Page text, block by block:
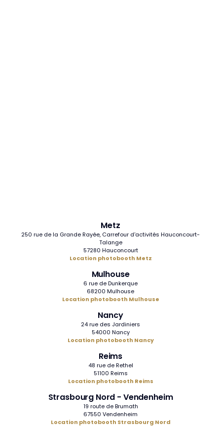
Metz
250 rue de la Grande Rayée, Carrefour d'activités Hauconcourt-
Talange
57280 Hauconcourt
Location photobooth Metz
Mulhouse
6 rue de Dunkerque
68200 Mulhouse
Location photobooth Mulhouse
Nancy
24 rue des Jardiniers
54000 Nancy
Location photobooth Nancy
Reims
48 rue de Rethel
51100 Reims
Location photobooth Reims
Strasbourg Nord - Vendenheim
19 route de Brumath
67550 Vendenheim
Location photobooth Strasbourg Nord